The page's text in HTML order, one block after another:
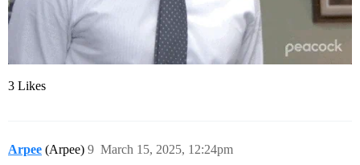
3 Likes
Arpee (Arpee) March 15, 2025, 12:24pm
9